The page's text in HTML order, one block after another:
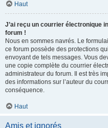
Haut
J’ai reçu un courrier électronique
forum !
Nous en sommes navrés. Le
ce forum possède des protections
envoyant de tels messages. Vous
une copie complète du courrier
administrateur du forum. Il est très
des informations sur l’auteur du
conséquence.
Haut
Amis et ignorés